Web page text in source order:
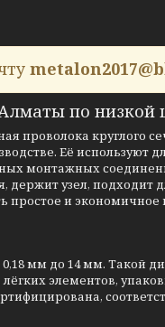
по низкой
проволока круглого
Её используют
монтажных
держит узел,
простое и
мм до 14 мм. Такой
элементов,